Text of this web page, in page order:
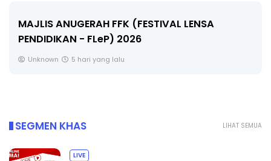
🔴 [LIVE] MATEMATIK SR, WANG TAHUN 6 OLEH
CIKGU ANITA #ALLINONE #141 #...
LIHAT SEMUA
SEGMEN KHAS
LIVE